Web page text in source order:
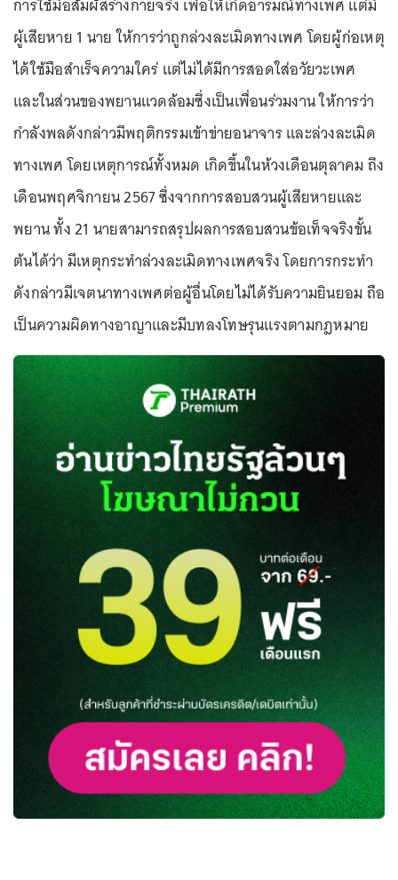
การใช้มือสัมผัสร่างกายจริง เพื่อให้เกิดอารมณ์ทางเพศ แต่มี
ผู้เสียหาย 1 นาย ให้การว่าถูกล่วงละเมิดทางเพศ โดยผู้ก่อเหตุ
ได้ใช้มือสำเร็จความใคร่ แต่ไม่ได้มีการสอดใส่อวัยวะเพศ
และในส่วนของพยานแวดล้อมซึ่งเป็นเพื่อนร่วมงาน ให้การว่า
กำลังพลดังกล่าวมีพฤติกรรมเข้าข่ายอนาจาร และล่วงละเมิด
ทางเพศ โดยเหตุการณ์ทั้งหมด เกิดขึ้นในห้วงเดือนตุลาคม ถึง
เดือนพฤศจิกายน 2567 ซึ่งจากการสอบสวนผู้เสียหายและ
พยาน ทั้ง 21 นายสามารถสรุปผลการสอบสวนข้อเท็จจริงขั้น
ต้นได้ว่า มีเหตุกระทำล่วงละเมิดทางเพศจริง โดยการกระทำ
ดังกล่าวมีเจตนาทางเพศต่อผู้อื่นโดยไม่ได้รับความยินยอม ถือ
เป็นความผิดทางอาญาและมีบทลงโทษรุนแรงตามกฎหมาย